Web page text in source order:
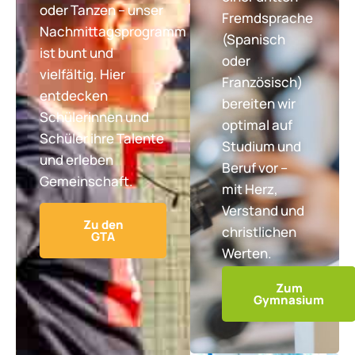
oder Tanzen – unser
Nachmittagsprogramm
ist bunt und
vielfältig. Hier
entdecken
Schülerinnen und
Schüler ihre Talente
und erleben
Gemeinschaft.
Zu den
GTA
Fremdsprache
(Spanisch
oder
Französisch)
bereiten wir
optimal auf
Studium und
Beruf vor –
mit Herz,
Verstand und
christlichen
Werten.
Zum
Gymnasium